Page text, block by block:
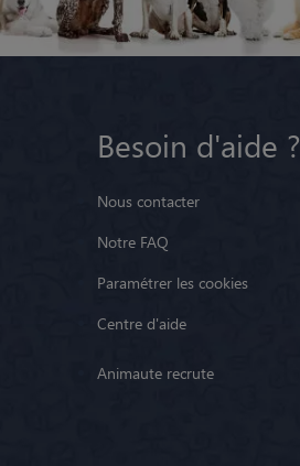
Besoin d'aide ?
Nous contacter
Notre FAQ
Paramétrer les cookies
Centre d'aide
Animaute recrute